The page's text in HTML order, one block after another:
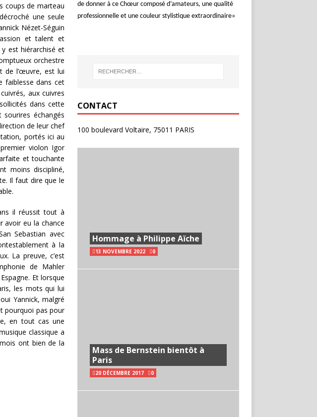
coups de marteau
une seule
Nézet-Séguin
et talent et
est hiérarchisé et
orchestre
de l’œuvre, est lui
faiblesse dans cet
aux cuivres
dans cette
échangés
de leur chef
portés ici au
violon Igor
et touchante
moins discipliné,
Il faut dire que le
il réussit tout à
avoir eu la chance
Sebastian avec
à la
La preuve, c’est
de Mahler
Et lorsque
les mots qui lui
Yannick, malgré
pourquoi pas pour
en tout cas une
classique a
ont bien de la
de donner à ce Chœur composé d’amateurs, une qualité
professionnelle et une couleur stylistique extraordinaire»
CONTACT
100 boulevard Voltaire, 75011 PARIS
Hommage à Philippe Aïche
13 NOVEMBRE 2022 0
Mass de Bernstein bientôt à
Paris
20 DÉCEMBRE 2017 0